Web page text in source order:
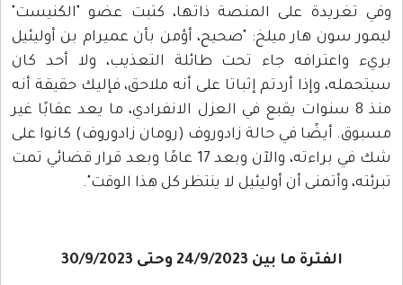
وفي تغريدة على المنصة ذاتها، كتبت عضو "الكنيست"
ليمور سون هار ميلخ: "صحيح، أؤمن بأن عميرام بن أوليئيل
بريء واعترافه جاء تحت طائلة التعذيب، ولا أحد كان
سيتحمله، وإذا أردتم إثباتا على أنه ملاحق، فإليك حقيقة أنه
منذ 8 سنوات يقبع في العزل الانفرادي، ما يعد عقابًا غير
مسبوق. أيضًا في حالة زادوروف (رومان زادوروف) كانوا على
شك في براءته، والآن وبعد 17 عامًا وبعد قرار قضائي تمت
تبرئته، وأتمنى أن أوليئيل لا ينتظر كل هذا الوقت".
الفترة ما بين 24/9/2023 وحتى 30/9/2023